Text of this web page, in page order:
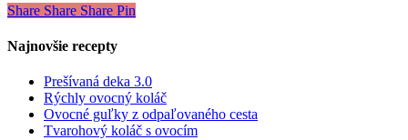
Share Share Share Pin
Najnovšie recepty
Prešívaná deka 3.0
Rýchly ovocný koláč
Ovocné guľky z odpaľovaného cesta
Tvarohový koláč s ovocím